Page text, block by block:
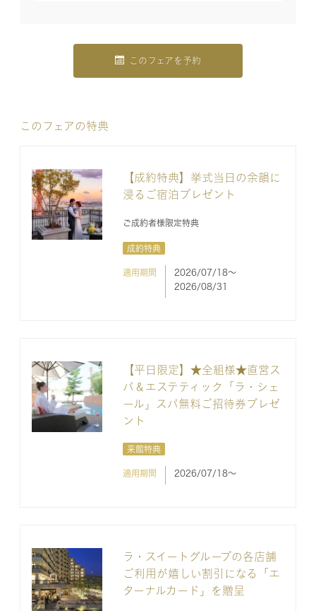
このフェアを予約
このフェアの特典
【成約特典】挙式当日の余韻に
浸るご宿泊プレゼント
ご成約者様限定特典
成約特典
適用期間
2026/07/18〜
2026/08/31
【平日限定】★全組様★直営ス
パ＆エステティック「ラ・シェ
ール」スパ無料ご招待券プレゼ
ント
来館特典
適用期間 2026/07/18〜
ラ・スイートグループの各店舗
ご利用が嬉しい割引になる「エ
ターナルカード」を贈呈